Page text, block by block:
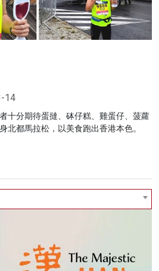
14
十分期待蛋撻、砵仔糕、雞蛋仔、菠蘿
北都馬拉松，以美食跑出香港本色。